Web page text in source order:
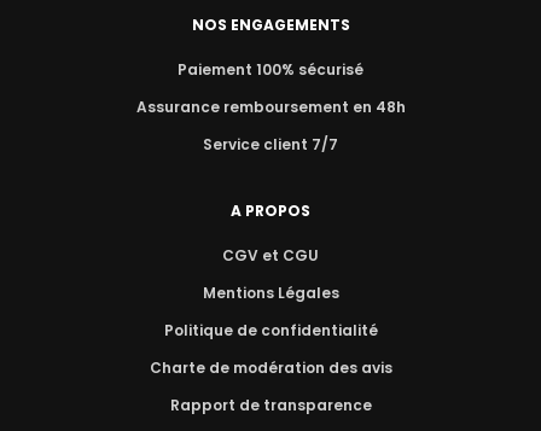
NOS ENGAGEMENTS
Paiement 100% sécurisé
Assurance remboursement en 48h
Service client 7/7
A PROPOS
CGV et CGU
Mentions Légales
Politique de confidentialité
Charte de modération des avis
Rapport de transparence